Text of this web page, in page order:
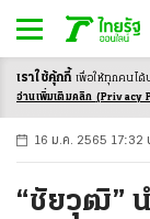
-ก ก ก+
16 ม.ค. 2565 17:32
“ชัยวุฒิ”
เราใช้คุ้กกี้ เพื่อให้ทุกคนได้
อ่านเพิ่มเติมคลิก (Privacy